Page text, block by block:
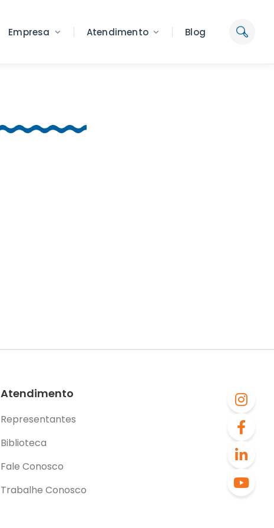
Empresa Atendimento Blog
Atendimento
Representantes
Biblioteca
Fale Conosco
Trabalhe Conosco